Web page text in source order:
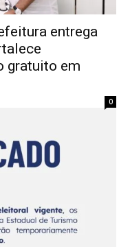
entrega
gratuito em
0